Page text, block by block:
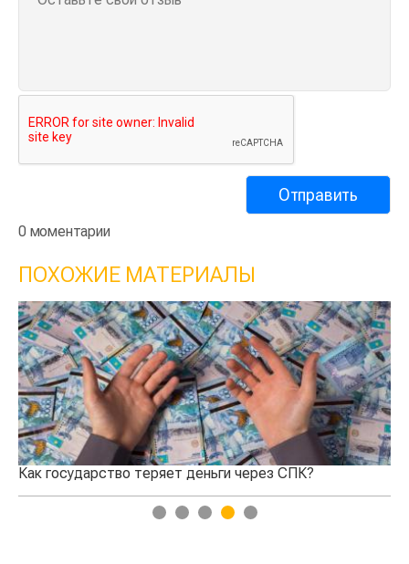
0 моментарии
ПОХОЖИЕ МАТЕРИАЛЫ
Кто победит в войне переработчиков и
1 2 3 4 5